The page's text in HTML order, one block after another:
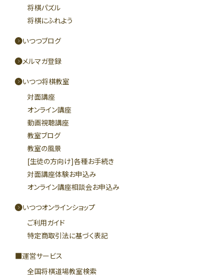
将棋パズル
将棋にふれよう
いつつブログ
メルマガ登録
いつつ将棋教室
対面講座
オンライン講座
動画視聴講座
教室ブログ
教室の風景
[生徒の方向け]各種お手続き
対面講座体験お申込み
オンライン講座相談会お申込み
いつつオンラインショップ
ご利用ガイド
特定商取引法に基づく表記
運営サービス
全国将棋道場教室検索